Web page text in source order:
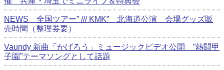
NEWS 全国ツアー” /// KMK” 北海道公演 会場グッズ販
売時間（整理券要）
Vaundy 新曲「かげろう」ミュージックビデオ公開 ”熱闘甲
子園”テーマソングとして話題